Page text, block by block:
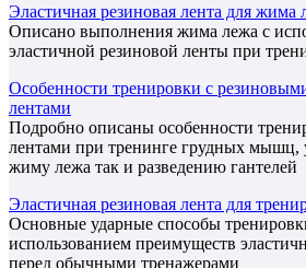
Эластичная резиновая лента для жима
Описано выполнения жима лежа с
эластичной резиновой ленты при
Особенности тренировки с
лентами
Подробно описаны особенности
лентами при тренинге грудных мышц,
жиму лежа так и разведению гантелей
Эластичная резиновая лента для
Основные ударные способы
использованием преимуществ
перед обычными тренажерами